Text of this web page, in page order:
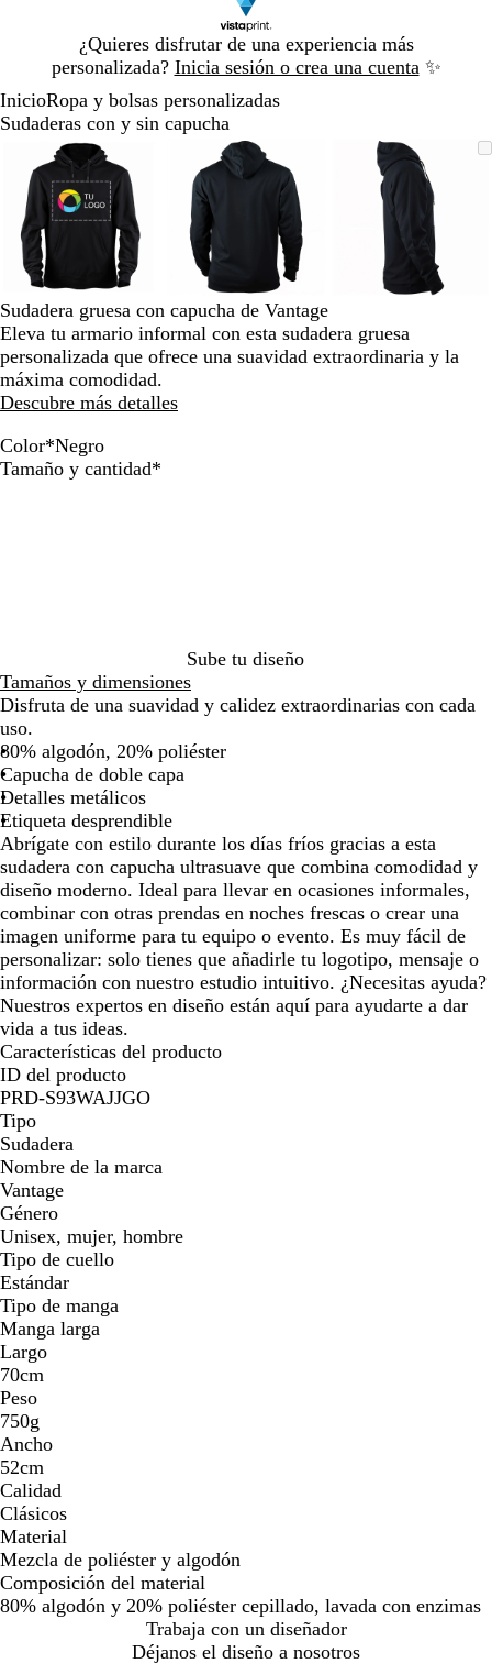
¿Quieres disfrutar de una experiencia más
personalizada? Inicia sesión o crea una cuenta ✨
1
InicioRopa y bolsas personalizadas
Sudaderas con y sin capucha
Imagen
ampliable
Acercado
hasta
mínimo
Haz
clic
para
expandir
Utiliza
las
teclas
de
menos
para
ampliar
y
alejar
y
flechas
para
Imagen
ampliable
Acercado
hasta
mínimo
Haz
clic
expandir
Utiliza
las
teclas
menos
para
ampliar
y
Imagen
ampliable
Acercado
hasta
mínimo
Haz
clic
para
expandir
Utiliza
las
teclas
más
y
menos
ampliar
y
Diapositiva
Sudadera gruesa con capucha de Vantage
Eleva tu armario informal con esta sudadera gruesa
personalizada que ofrece una suavidad extraordinaria y la
máxima comodidad.
Descubre más detalles
Color*Negro
N
A
o
Tamaño y cantidad*
Sube tu diseño
Tamaños y dimensiones
Disfruta de una suavidad y calidez extraordinarias con cada
uso.
80% algodón, 20% poliéster
Capucha de doble capa
Detalles metálicos
Etiqueta desprendible
Abrígate con estilo durante los días fríos gracias a esta
sudadera con capucha ultrasuave que combina comodidad y
diseño moderno. Ideal para llevar en ocasiones informales,
combinar con otras prendas en noches frescas o crear una
imagen uniforme para tu equipo o evento. Es muy fácil de
personalizar: solo tienes que añadirle tu logotipo, mensaje o
información con nuestro estudio intuitivo. ¿Necesitas ayuda?
Nuestros expertos en diseño están aquí para ayudarte a dar
vida a tus ideas.
Características del producto
ID del producto
PRD-S93WAJJGO
Tipo
Sudadera
Nombre de la marca
Vantage
Género
Unisex, mujer, hombre
Tipo de cuello
Estándar
Tipo de manga
Manga larga
Largo
70cm
Peso
750g
Ancho
52cm
Calidad
Clásicos
Material
Mezcla de poliéster y algodón
Composición del material
80% algodón y 20% poliéster cepillado, lavada con enzimas
Trabaja con un diseñador
Déjanos el diseño a nosotros